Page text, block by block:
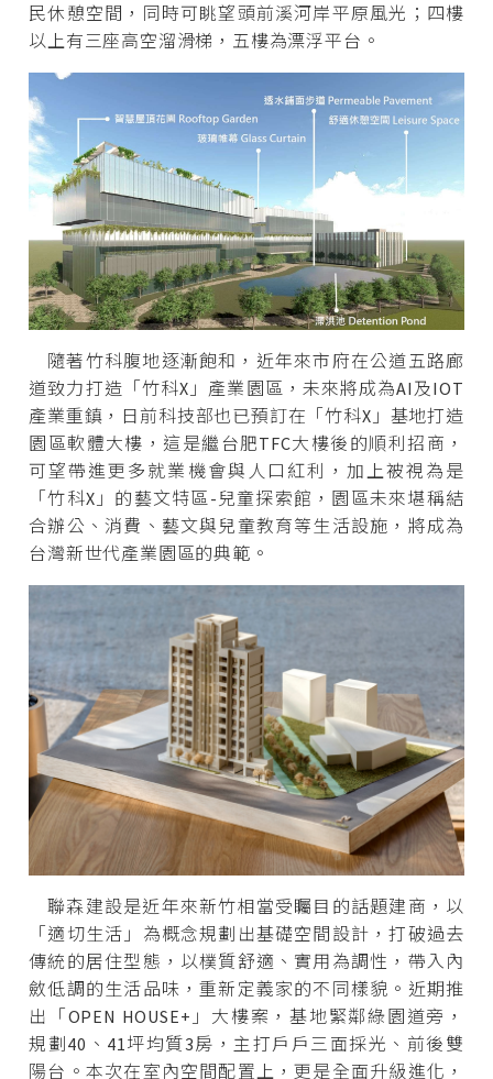
民休憩空間，同時可眺望頭前溪河岸平原風光；四樓
以上有三座高空溜滑梯，五樓為漂浮平台。
隨著竹科腹地逐漸飽和，近年來市府在公道五路廊
道致力打造「竹科X」產業園區，未來將成為AI及IOT
產業重鎮，日前科技部也已預訂在「竹科X」基地打造
園區軟體大樓，這是繼台肥TFC大樓後的順利招商，
可望帶進更多就業機會與人口紅利，加上被視為是
「竹科X」的藝文特區-兒童探索館，園區未來堪稱結
合辦公、消費、藝文與兒童教育等生活設施，將成為
台灣新世代產業園區的典範。
聯森建設是近年來新竹相當受矚目的話題建商，以
「適切生活」為概念規劃出基礎空間設計，打破過去
傳統的居住型態，以樸質舒適、實用為調性，帶入內
斂低調的生活品味，重新定義家的不同樣貌。近期推
出「OPEN HOUSE+」大樓案，基地緊鄰綠園道旁，
規劃40、41坪均質3房，主打戶戶三面採光、前後雙
陽台。本次在室內空間配置上，更是全面升級進化，